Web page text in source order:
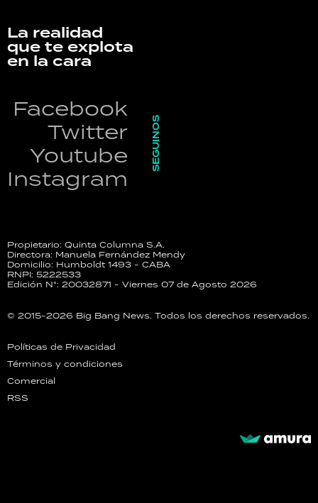
La realidad
que te explota
en la cara
Facebook
Twitter
Youtube
Instagram
SEGUINOS
Propietario: Quinta Columna S.A.
Directora: Manuela Fernández Mendy
Domicilio: Humboldt 1493 - CABA
RNPI: 5222533
Edición N°: 20032871 - Viernes 07 de Agosto 2026
© 2015-2026 Big Bang News. Todos los derechos reservados.
Políticas de Privacidad
Términos y condiciones
Comercial
RSS